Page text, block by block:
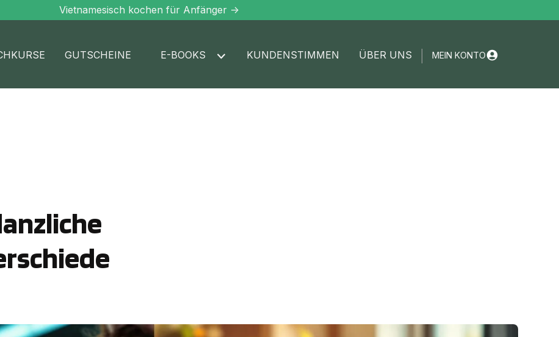
Vietnamesisch kochen für Anfänger ->
GUTSCHEINE E-BOOKS KUNDENSTIMMEN ÜBER UNS MEIN KONTO